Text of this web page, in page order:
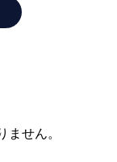
せん。